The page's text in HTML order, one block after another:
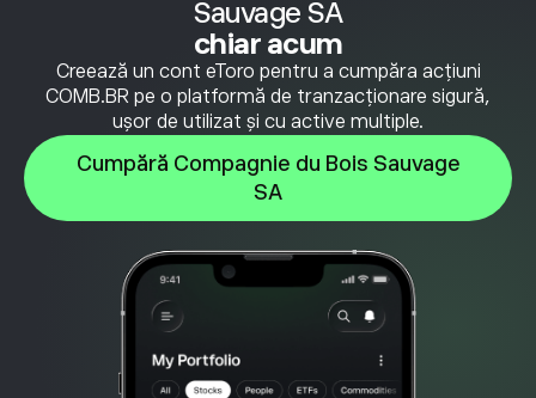
Sauvage SA
chiar acum
Creează un cont eToro pentru a cumpăra acțiuni
COMB.BR pe o platformă de tranzacționare sigură,
ușor de utilizat și cu active multiple.
Cumpără Compagnie du Bois Sauvage
SA